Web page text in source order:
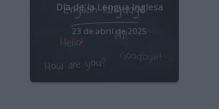
Día de la Lengua Inglesa
23 de abril de 2025